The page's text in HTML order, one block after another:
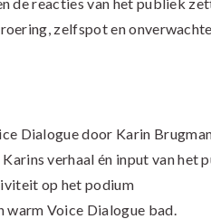
zelfspot en
Dialogue door Karin
verhaal én input van het
op het podium
warm Voice Dialogue bad.